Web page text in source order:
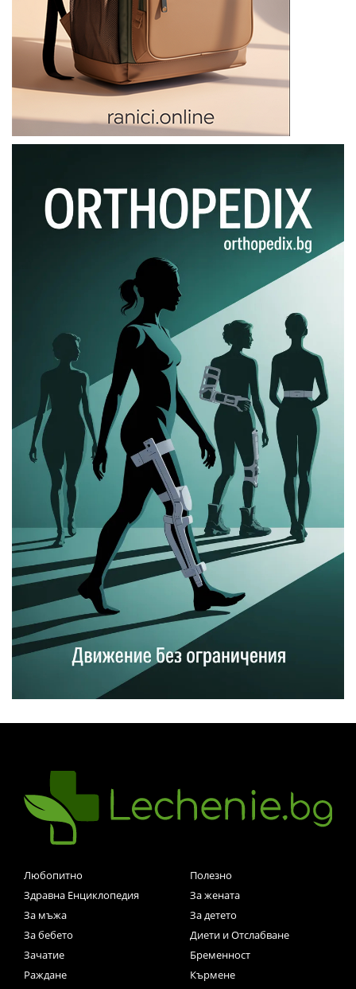
Любопитно
Полезно
Здравна Енциклопедия
За жената
За мъжа
За детето
За бебето
Диети и Отслабване
Зачатие
Бременност
Раждане
Кърмене